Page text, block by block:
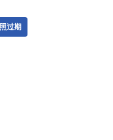
过期